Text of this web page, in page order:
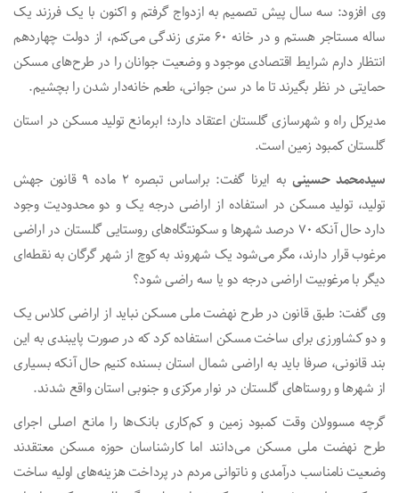
وی افزود: سه سال پیش تصمیم به ازدواج گرفتم و اکنون با یک فرزند یک
ساله مستاجر هستم و در خانه ۶۰ متری زندگی می‌کنم، از دولت چهاردهم
انتظار دارم شرایط اقتصادی موجود و وضعیت جوانان را در طرح‌های مسکن
حمایتی در نظر بگیرند تا ما در سن جوانی، طعم خانه‌دار شدن را بچشیم.
مدیرکل راه و شهرسازی گلستان اعتقاد دارد؛ ابرمانع تولید مسکن در استان
گلستان کمبود زمین است.
سیدمحمد حسینی
به ایرنا گفت: براساس تبصره ۲ ماده ۹ قانون جهش
تولید، تولید مسکن در استفاده از اراضی درجه یک و دو محدودیت وجود
دارد حال آنکه ۷۰ درصد شهرها و سکونتگاه‌های روستایی گلستان در اراضی
مرغوب قرار دارند، مگر می‌شود یک شهروند به کوچ از شهر گرگان به نقطه‌ای
دیگر با مرغوبیت اراضی درجه دو یا سه راضی شود؟
وی گفت: طبق قانون در طرح نهضت ملی مسکن نباید از اراضی کلاس یک
و دو کشاورزی برای ساخت مسکن استفاده کرد که در صورت پایبندی به این
بند قانونی، صرفا باید به اراضی شمال استان بسنده کنیم حال آنکه بسیاری
از شهرها و روستاهای گلستان در نوار مرکزی و جنوبی استان واقع شدند.
گرچه مسوولان وقت کمبود زمین و کم‌کاری بانک‌ها را مانع اصلی اجرای
طرح نهضت ملی مسکن می‌دانند اما کارشناسان حوزه مسکن معتقدند
وضعیت نامناسب درآمدی و ناتوانی مردم در پرداخت هزینه‌های اولیه ساخت